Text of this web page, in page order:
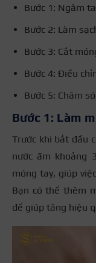
Bước 1: Ngâm
Bước 2: Làm
Bước 3: Cắt
Bước 4: Điều
Bước 5: Chăm
Bước 1: Làm
Trước khi bắt đầu
nước ấm khoảng
móng tay, giúp
Bạn có thể thêm
để giúp tăng hiệu